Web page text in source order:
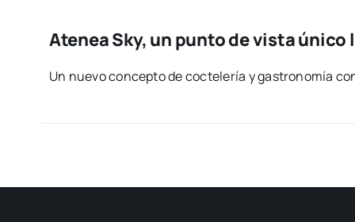
Atenea Sky, un punto de vista único
Un nue­vo con­cep­to de coc­te­le­ría y gas­tro­no­mía